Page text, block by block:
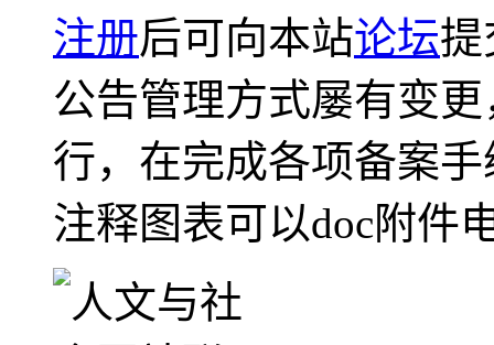
注册后可向本站论坛提
公告管理方式屡有变
行，在完成各项备案
注释图表可以doc附件